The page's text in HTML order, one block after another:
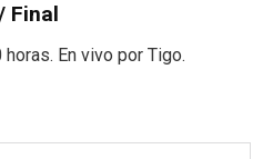
Final
En vivo por Tigo.